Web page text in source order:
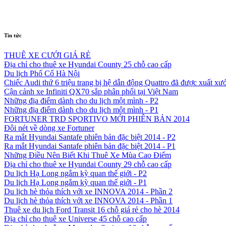
Tin tức
THUÊ XE CƯỚI GIÁ RẺ
Địa chỉ cho thuê xe Hyundai County 25 chỗ cao cấp
Du lịch Phố Cổ Hà Nội
Chiếc Audi thứ 6 triệu trang bị hệ dẫn động Quattro đã được xuất
Cận cảnh xe Infiniti QX70 sắp phân phối tại Việt Nam
Những địa điểm dành cho du lịch một mình - P2
Những địa điểm dành cho du lịch một mình - P1
FORTUNER TRD SPORTIVO MỚI PHIÊN BẢN 2014
Đôi nét về dòng xe Fortuner
Ra mắt Hyundai Santafe phiên bản đặc biệt 2014 - P2
Ra mắt Hyundai Santafe phiên bản đặc biệt 2014 - P1
Những Điều Nên Biết Khi Thuê Xe Mùa Cao Điểm
Địa chỉ cho thuê xe Hyundai County 29 chỗ cao cấp
Du lịch Hạ Long ngắm kỳ quan thế giới - P2
Du lịch Hạ Long ngắm kỳ quan thế giới - P1
Du lịch hè thỏa thích với xe INNOVA 2014 - Phần 2
Du lịch hè thỏa thích với xe INNOVA 2014 - Phần 1
Thuê xe du lịch Ford Transit 16 chỗ giá rẻ cho hè 2014
Địa chỉ cho thuê xe Universe 45 chỗ cao cấp